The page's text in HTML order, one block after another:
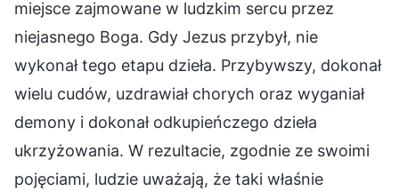
miejsce zajmowane w ludzkim sercu przez
niejasnego Boga. Gdy Jezus przybył, nie
wykonał tego etapu dzieła. Przybywszy, dokonał
wielu cudów, uzdrawiał chorych oraz wyganiał
demony i dokonał odkupieńczego dzieła
ukrzyżowania. W rezultacie, zgodnie ze swoimi
pojęciami, ludzie uważają, że taki właśnie